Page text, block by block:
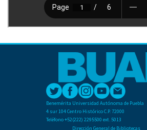
Benemérita Universidad Autónoma de Puebla
4 sur 104 Centro Histórico C.P. 72000
Teléfono +52(222) 2295500 ext. 5013
Dirección General de Bibliotecas